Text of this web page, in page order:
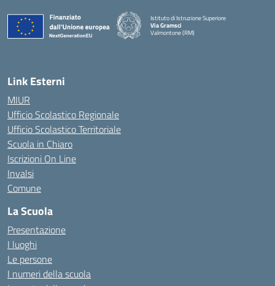
Istituto di Istruzione Superiore
Via Gramsci
Valmontone (RM)
Link Esterni
MIUR
Ufficio Scolastico Regionale
Ufficio Scolastico Territoriale
Scuola in Chiaro
Iscrizioni On Line
Invalsi
Comune
La Scuola
Presentazione
I luoghi
Le persone
I numeri della scuola